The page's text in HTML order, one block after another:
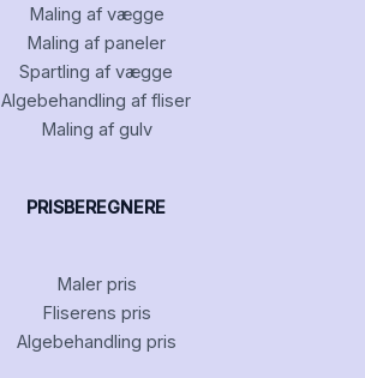
Maling af vægge
Maling af paneler
Spartling af vægge
Algebehandling af fliser
Maling af gulv
PRISBEREGNERE
Maler pris
Fliserens pris
Algebehandling pris